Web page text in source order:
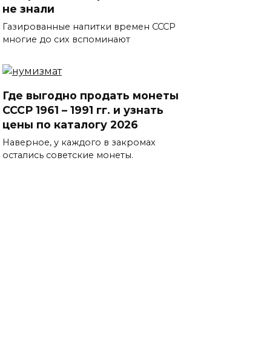
не знали
Газированные напитки времен СССР
многие до сих вспоминают
Где выгодно продать монеты
СССР 1961 – 1991 гг. и узнать
цены по каталогу 2026
Наверное, у каждого в закромах
остались советские монеты.